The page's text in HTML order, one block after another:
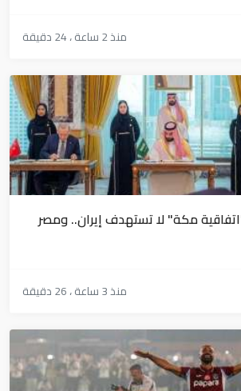
منذ 2 ساعة ، 24 دقيقة
"اتفاقية مكة" لا تستهدف إيران.. ومصر
منذ 3 ساعة ، 26 دقيقة